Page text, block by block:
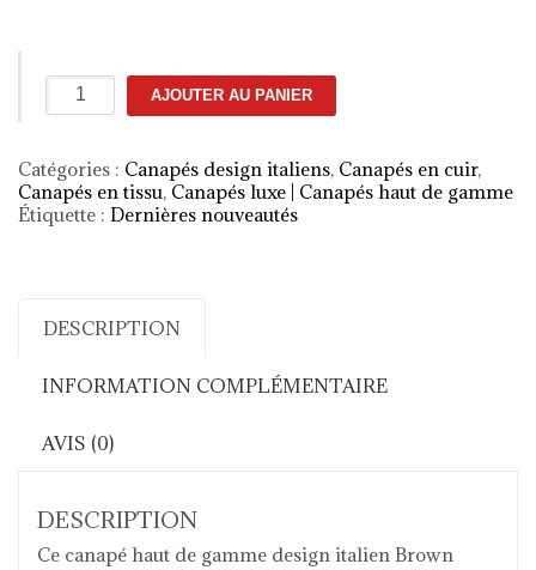
quantité
Italien
Brown
Sugar
AJOUTER AU PANIER
Catégories : Canapés design italiens, Canapés en cuir,
Canapés en tissu, Canapés luxe | Canapés haut de gamme
Étiquette : Dernières nouveautés
DESCRIPTION
INFORMATION COMPLÉMENTAIRE
AVIS (0)
DESCRIPTION
Ce canapé haut de gamme design italien Brown